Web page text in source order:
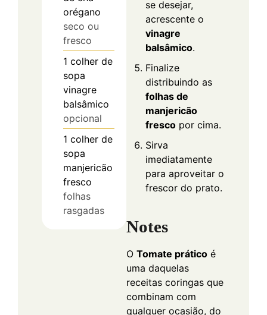
orégano
seco ou
fresco
1 colher de
sopa
vinagre
balsâmico
opcional
1 colher de
sopa
manjericão
fresco
folhas
rasgadas
se desejar,
acrescente o
vinagre
balsâmico.
Finalize
distribuindo as
folhas de
manjericão
fresco por cima.
Sirva
imediatamente
para aproveitar o
frescor do prato.
Notes
O Tomate prático é
uma daquelas
receitas coringas que
combinam com
qualquer ocasião, do